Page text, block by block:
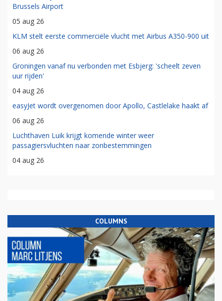
Brussels Airport
05 aug 26
KLM stelt eerste commerciële vlucht met Airbus A350-900 uit
06 aug 26
Groningen vanaf nu verbonden met Esbjerg: 'scheelt zeven
uur rijden'
04 aug 26
easyJet wordt overgenomen door Apollo, Castlelake haakt af
06 aug 26
Luchthaven Luik krijgt komende winter weer
passagiersvluchten naar zonbestemmingen
04 aug 26
COLUMNS